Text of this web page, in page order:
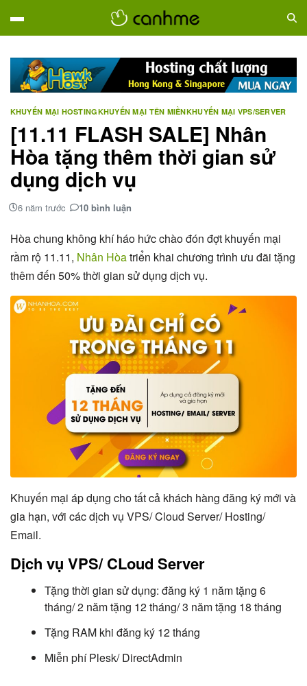
KHUYẾN MẠI HOSTINGKHUYẾN MẠI TÊN MIỀNKHUYẾN MẠI VPS/SERVER
[11.11 FLASH SALE] Nhân
Hòa tặng thêm thời gian sử
dụng dịch vụ
6 năm trước 10 bình luận
Hòa chung không khí háo hức chào đón đợt khuyến mại
rầm rộ 11.11, Nhân Hòatriển khai chương trình ưu đãi tặng
thêm đến 50% thời gian sử dụng dịch vụ.
Khuyến mại áp dụng cho tất cả khách hàng đăng ký mới và
gia hạn, với các dịch vụ VPS/ Cloud Server/ Hosting/
Email.
Dịch vụ VPS/ CLoud Server
Tặng thời gian sử dụng: đăng ký 1 năm tặng 6
tháng/ 2 năm tặng 12 tháng/ 3 năm tặng 18 tháng
Tặng RAM khi đăng ký 12 tháng
Miễn phí Plesk/ DirectAdmin